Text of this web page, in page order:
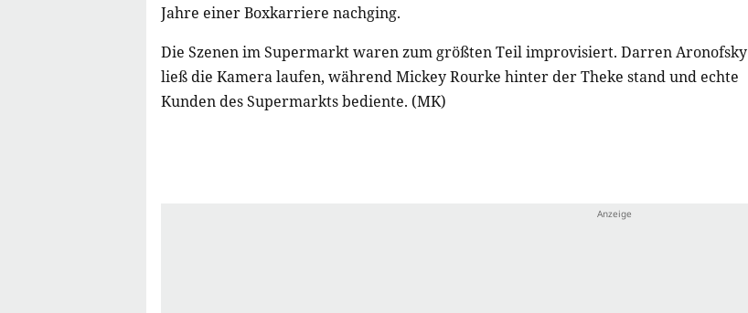
Jahre einer Boxkarriere nachging.
Die Szenen im Supermarkt waren zum größten Teil improvisiert. Darren Aronofsky
ließ die Kamera laufen, während Mickey Rourke hinter der Theke stand und echte
Kunden des Supermarkts bediente. (MK)